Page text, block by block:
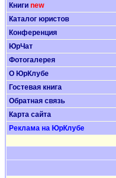
Книги new
Каталог юристов
Конференция
ЮрЧат
Фотогалерея
О ЮрКлубе
Гостевая книга
Обратная связь
Карта сайта
Реклама на ЮрКлубе